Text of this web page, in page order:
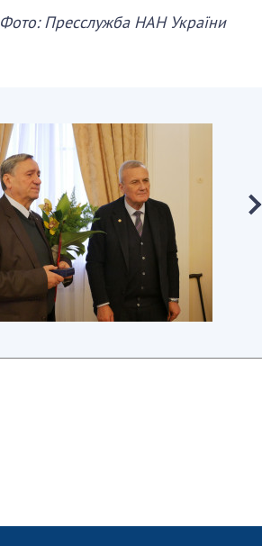
Фото: Пресслужба НАН України